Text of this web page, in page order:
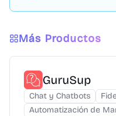
Más Productos
GuruSup
Chat y Chatbots
Automatización de